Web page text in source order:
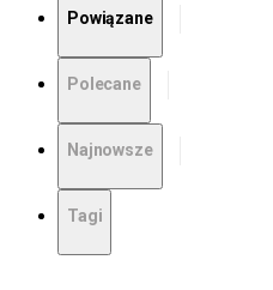
Powiązane
Polecane
Najnowsze
Tagi